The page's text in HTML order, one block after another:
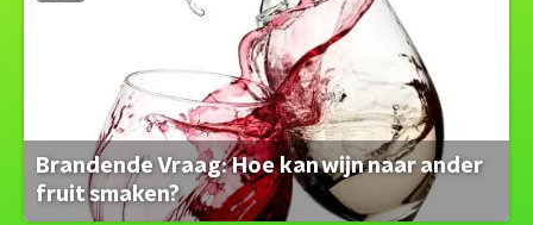
Brandende Vraag: Hoe kan wijn naar ander
fruit smaken?